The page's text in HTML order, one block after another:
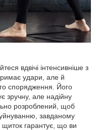
вдвічі інтенсивніше з
удари, але й
спорядження. Його
зручну, але надійну
розроблений, щоб
завданому
гарантує, що ви